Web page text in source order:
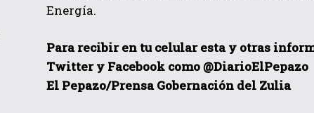
Energía.
Para recibir en tu celular esta y otras
Twitter y Facebook como @DiarioElPepazo
El Pepazo/Prensa Gobernación del Zulia